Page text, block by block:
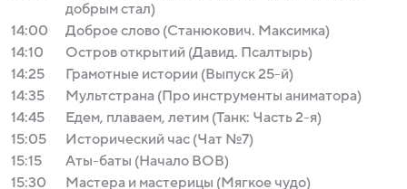
добрым стал)
14:00
Доброе слово (Станюкович. Максимка)
14:10
Остров открытий (Давид. Псалтырь)
14:25
Грамотные истории (Выпуск 25-й)
14:35
Мультстрана (Про инструменты аниматора)
14:45
Едем, плаваем, летим (Танк: Часть 2-я)
15:05
Исторический час (Чат №7)
15:15
Аты-баты (Начало ВОВ)
15:30
Мастера и мастерицы (Мягкое чудо)